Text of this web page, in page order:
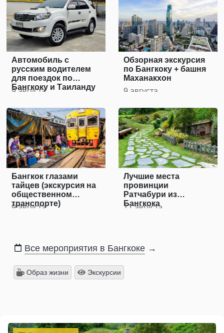
Автомобиль с
русским водителем
для поездок по
Бангкоку и Таиланду
9 августа
Обзорная экскурсия
по Бангкоку + башня
Маханакхон
9 августа
Бангкок глазами
тайцев (экскурсия на
общественном
транспорте)
9 августа
Лучшие места
провинции
Ратчабури из
Бангкока
11 августа
Все мероприятия в Бангкоке →
Образ жизни Экскурсии